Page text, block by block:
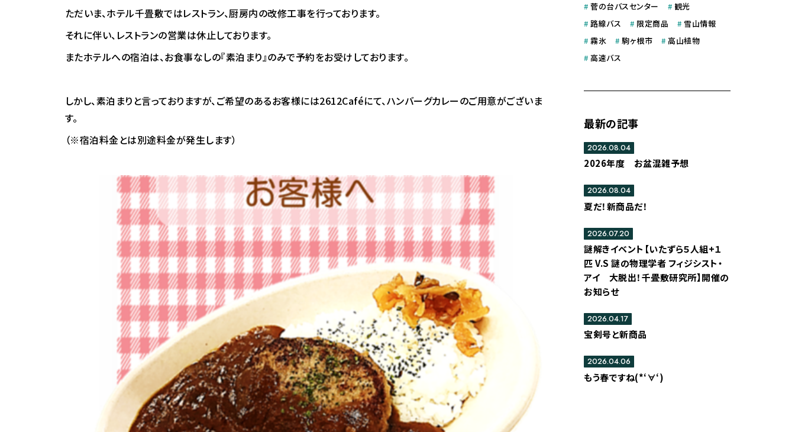
ただいま、ホテル千畳敷ではレストラン、厨房内の改修工事を行っております。
それに伴い、レストランの営業は休止しております。
またホテルへの宿泊は、お食事なしの『素泊まり』のみで予約をお受けしております。
しかし、素泊まりと言っておりますが、ご希望のあるお客様には2612Caféにて、ハンバーグカレーのご用意がございま
す。
（※宿泊料金とは別途料金が発生します）
# 菅の台バスセンター # 観光
# 路線バス # 限定商品 # 雪山情報
# 霧氷 # 駒ヶ根市 # 高山植物
# 高速バス
最新の記事
2026年度 お盆混雑予想
2026.08.04
夏だ！新商品だ！
2026.08.04
謎解きイベント【いたずら５人組+１
匹 V.S 謎の物理学者 フィジシスト・
アイ 大脱出！千畳敷研究所】開催の
お知らせ
2026.07.20
宝剣号と新商品
2026.04.17
もう春ですね(*‘∀‘)
2026.04.06